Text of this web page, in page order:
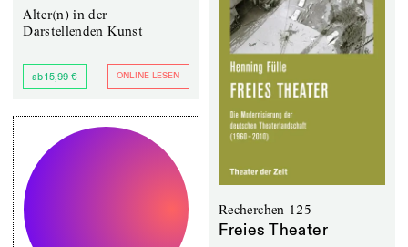
Alter(n) in der
Darstellenden Kunst
ab 15,99 € ONLINE LESEN
Recherchen 125
Freies Theater